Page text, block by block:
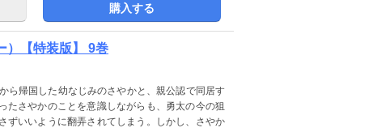
購入する
）【特装版】 9巻
ら帰国した幼なじみのさやかと、親公認で同居す
たさやかのことを意識しながらも、勇太の今の狙
ずいいように翻弄されてしまう。しかし、さやか